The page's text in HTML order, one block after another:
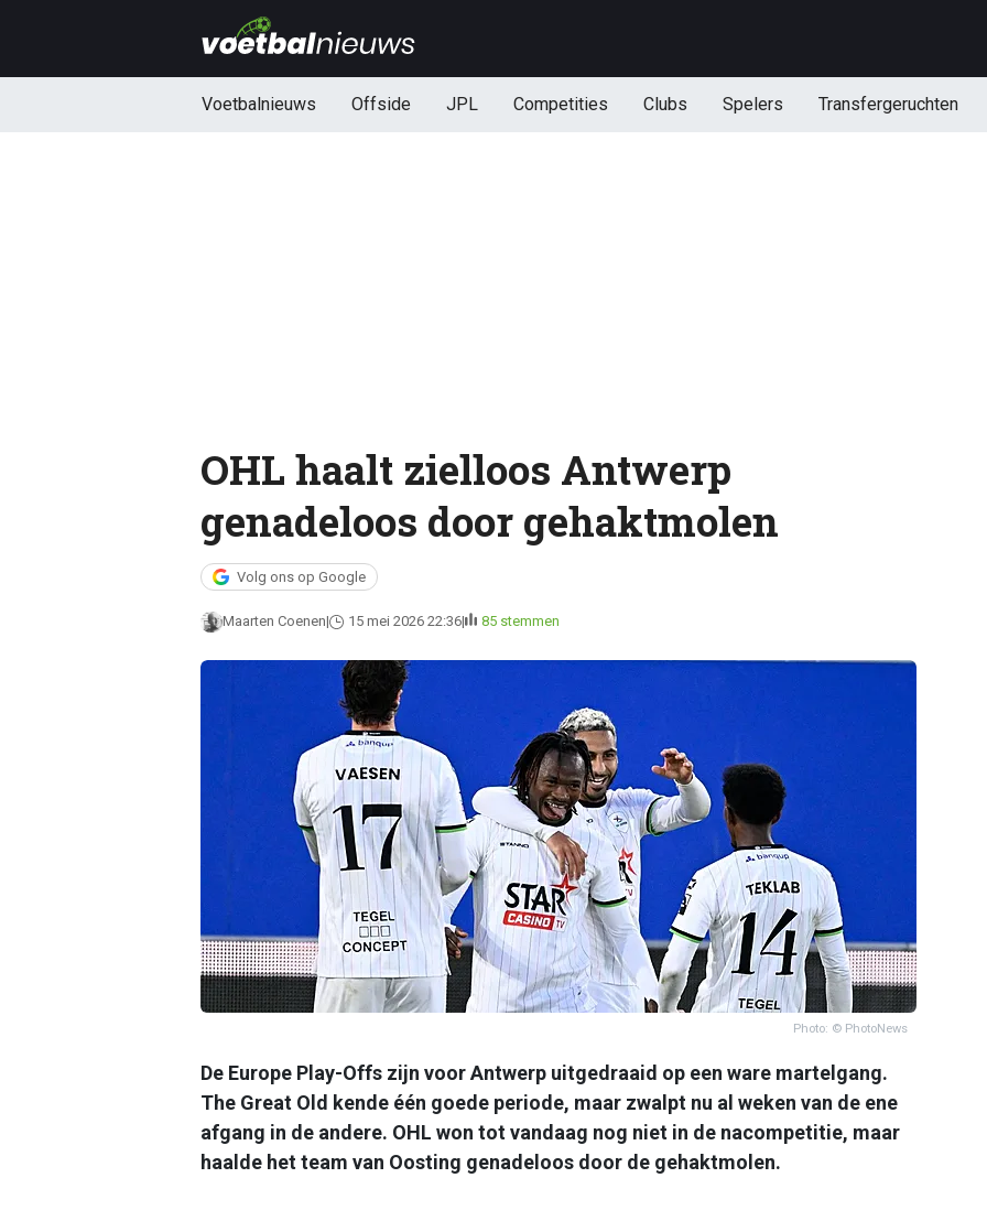
Voetbalnieuws Offside JPL Competities Clubs Spelers Transfergeruchten
OHL haalt zielloos Antwerp
genadeloos door gehaktmolen
Volg ons op Google
Maarten Coenen 15 mei 2026 22:36 85 stemmen
Photo: © PhotoNews
De Europe Play-Offs zijn voor Antwerp uitgedraaid op een ware martelgang.
The Great Old kende één goede periode, maar zwalpt nu al weken van de ene
afgang in de andere. OHL won tot vandaag nog niet in de nacompetitie, maar
haalde het team van Oosting genadeloos door de gehaktmolen.